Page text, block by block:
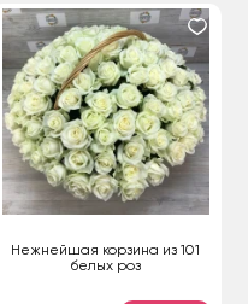
Нежнейшая корзина из 101
белых роз